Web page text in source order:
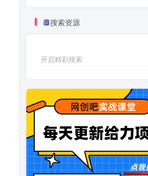
搜索资源
开启精彩搜索